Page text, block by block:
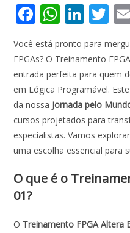
F
ac
e
b
o
o
k
W
at
s
A
p
p
Li
k
e
dI
n
T
itt
er
Você está pronto para
FPGAs? O Treinamento
entrada perfeita para quem
em Lógica Programável.
da nossa Jornada pelo
cursos projetados para
especialistas. Vamos
uma escolha essencial para
O que é o
01?
O Treinamento FPGA Altera